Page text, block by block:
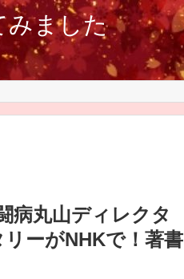
みました
病丸山ディレクタ
ーがNHKで！著書